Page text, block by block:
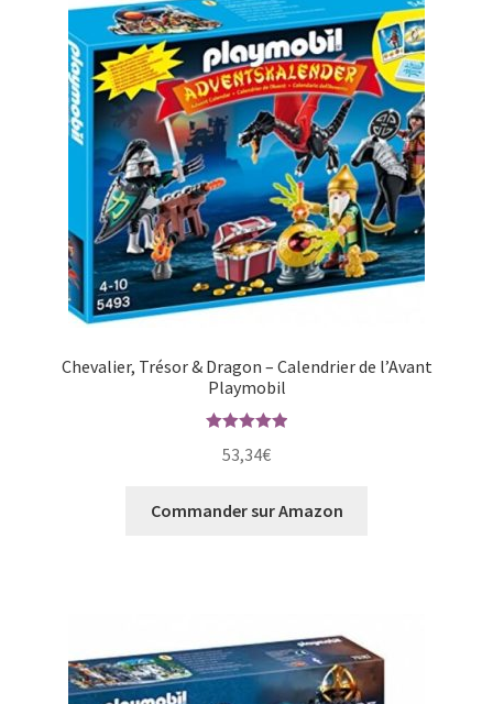
Chevalier, Trésor & Dragon – Calendrier de l’Avant
Playmobil
sur 5
53,34€
Commander sur Amazon